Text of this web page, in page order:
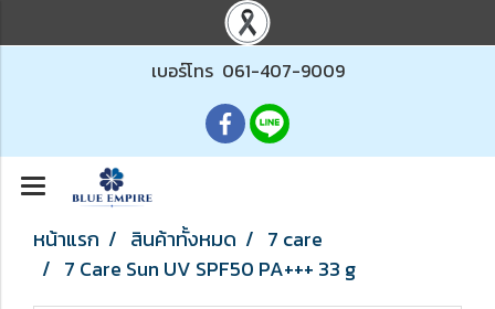
เบอร์โทร 061-407-9009
หน้าแรก สินค้าทั้งหมด
7 care
7 Care Sun UV SPF50 PA+++ 33 g